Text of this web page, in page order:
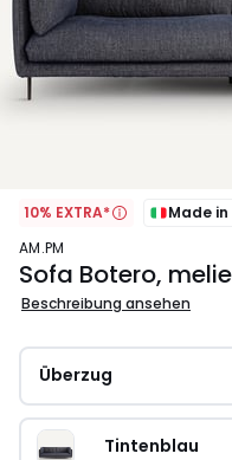
10% EXTRA*
Made
AM.PM
Sofa Botero,
Beschreibung ansehen
Überzug
Tintenblau